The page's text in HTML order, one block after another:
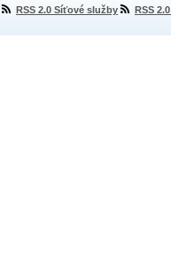
RSS 2.0 Síťové služby RSS